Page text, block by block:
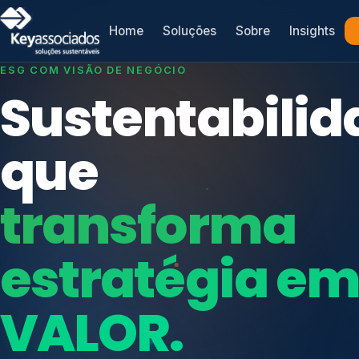
Home Soluções Sobre Insights
que
transforma
estratégia em
VALOR.
SISTEMAS DE GESTÃO OTIMIZADOS E INTEGRADOS
que
protege seu
negócio.
Consultoria, auditoria e treinamentos em ISO
Índices de Mercado
Reputação e Cadeia